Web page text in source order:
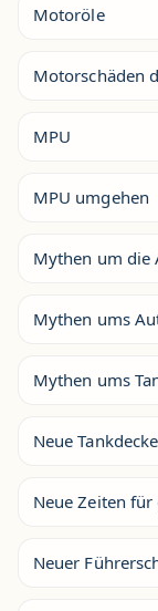
Motoröle
Motorschäden
MPU
MPU umgehen
Mythen um die
Mythen ums
Mythen ums
Neue
Neue Zeiten für
Neuer